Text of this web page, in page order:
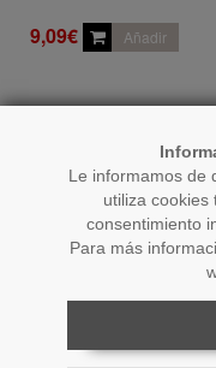
Le informamos de
utiliza cookies
consentimiento
Para más
9,09€ Añadir